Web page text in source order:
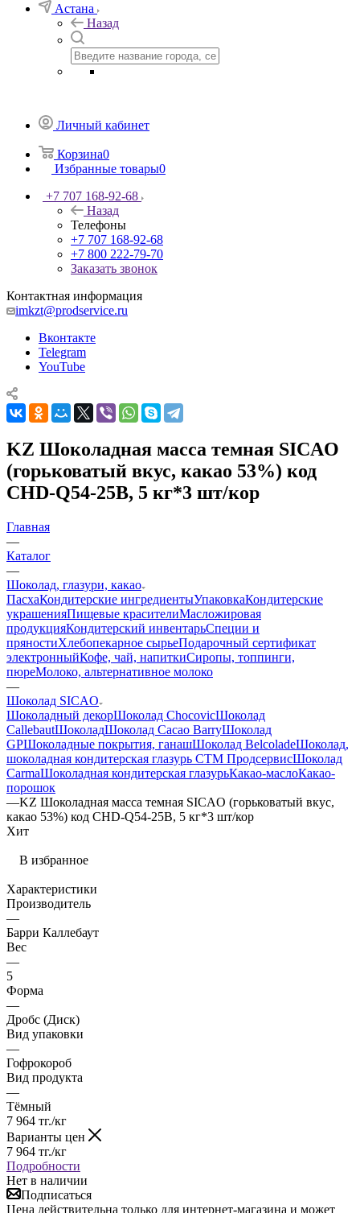
Астана
Назад
Личный кабинет
Корзина0
Избранные товары0
+7 707 168-92-68
Назад
Телефоны
+7 707 168-92-68
+7 800 222-79-70
Заказать звонок
Контактная информация
imkzt@prodservice.ru
Вконтакте
Telegram
YouTube
KZ Шоколадная масса темная SICAO
(горьковатый вкус, какао 53%) код
CHD-Q54-25B, 5 кг*3 шт/кор
Главная
—
Каталог
—
Шоколад, глазури, какао
ПасхаКондитерские ингредиентыУпаковкаКондитерские
украшенияПищевые красителиМасложировая
продукцияКондитерский инвентарьСпеции и
пряностиХлебопекарное сырьеПодарочный сертификат
электронныйКофе, чай, напиткиСиропы, топпинги,
пюреМолоко, альтернативное молоко
—
Шоколад SICAO
Шоколадный декорШоколад ChocovicШоколад
CallebautШоколадШоколад Cacao BarryШоколад
GPШоколадные покрытия, ганашШоколад BelcoladeШоколад,
шоколадная кондитерская глазурь СТМ ПродсервисШоколад
CarmaШоколадная кондитерская глазурьКакао-маслоКакао-
порошок
—KZ Шоколадная масса темная SICAO (горьковатый вкус,
какао 53%) код CHD-Q54-25B, 5 кг*3 шт/кор
Хит
В избранное
Характеристики
Производитель
—
Барри Каллебаут
Вес
—
5
Форма
—
Дробс (Диск)
Вид упаковки
—
Гофрокороб
Вид продукта
—
Тёмный
7 964 тг./кг
Варианты цен
7 964 тг./кг
Подробности
Нет в наличии
Подписаться
Цена действительна только для интернет-магазина и может